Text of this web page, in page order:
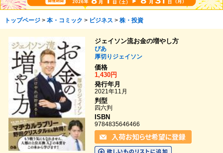
トップページ> 本・コミック > ビジネス > 株・投資
ジェイソン流お金の増やし方
ぴあ
厚切りジェイソン
価格
1,430円
発行年月
2021年11月
判型
四六判
ISBN
9784835646466